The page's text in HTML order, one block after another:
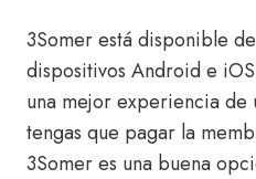
3Somer está disponible
dispositivos Android e
una mejor experiencia de
tengas que pagar la
3Somer es una buena